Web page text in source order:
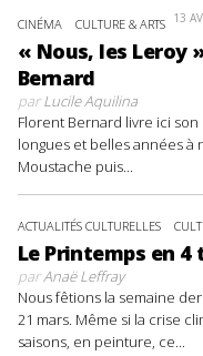
CINÉMA CULTURE & ARTS 13
« Nous, les Leroy
Bernard
parLucile Aquilina
Florent Bernard livre ici
longues et belles années à
Moustache puis...
ACTUALITÉS CULTURELLES
Le Printemps en 4
parAnaë Leffray
Nous fêtions la semaine
21 mars. Même si la crise
saisons, en peinture, ce...